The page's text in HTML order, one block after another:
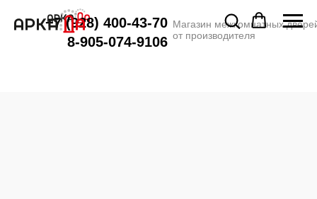
Магазин межкомнатных
от производителя
+7 (928) 400-43-70
8-905-074-9106